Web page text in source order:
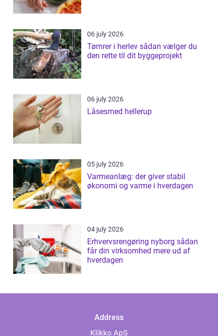
06 july 2026
Tømrer i herlev sådan vælger du
den rette til dit byggeprojekt
06 july 2026
Låsesmed hellerup
05 july 2026
Varmeanlæg: der giver stabil
økonomi og varme i hverdagen
04 july 2026
Erhvervsrengøring nyborg sådan
får din virksomhed mere ud af
hverdagen
Address